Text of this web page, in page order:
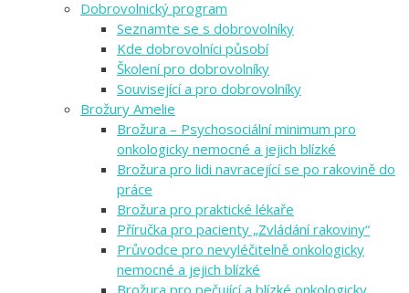
Dobrovolnický program
Seznamte se s dobrovolníky
Kde dobrovolníci působí
Školení pro dobrovolníky
Související a pro dobrovolníky
Brožury Amelie
Brožura – Psychosociální minimum pro
onkologicky nemocné a jejich blízké
Brožura pro lidi navracející se po rakovině do
práce
Brožura pro praktické lékaře
Příručka pro pacienty „Zvládání rakoviny“
Průvodce pro nevyléčitelně onkologicky
nemocné a jejich blízké